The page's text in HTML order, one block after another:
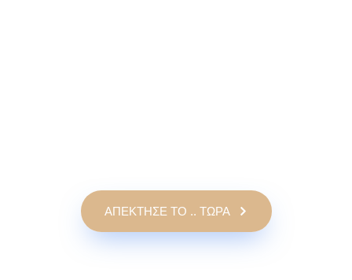
ΑΠΕΚΤΗΣΕ ΤΟ .. ΤΩΡΑ